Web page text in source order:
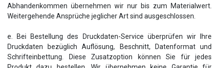
Abhandenkommen übernehmen wir nur bis zum Materialwert.
Weitergehende Ansprüche jeglicher Art sind ausgeschlossen.
e. Bei Bestellung des Druckdaten-Service überprüfen wir Ihre
Druckdaten bezüglich Auflösung, Beschnitt, Datenformat und
Schrifteinbettung. Diese Zusatzoption können Sie für jedes